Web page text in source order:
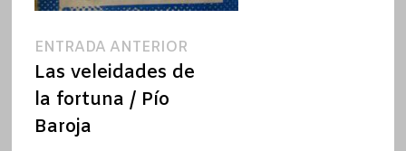
Navegación
de
entradas
ENTRADA ANTERIOREntrada
anterior:
Las veleidades de
la fortuna / Pío
Baroja